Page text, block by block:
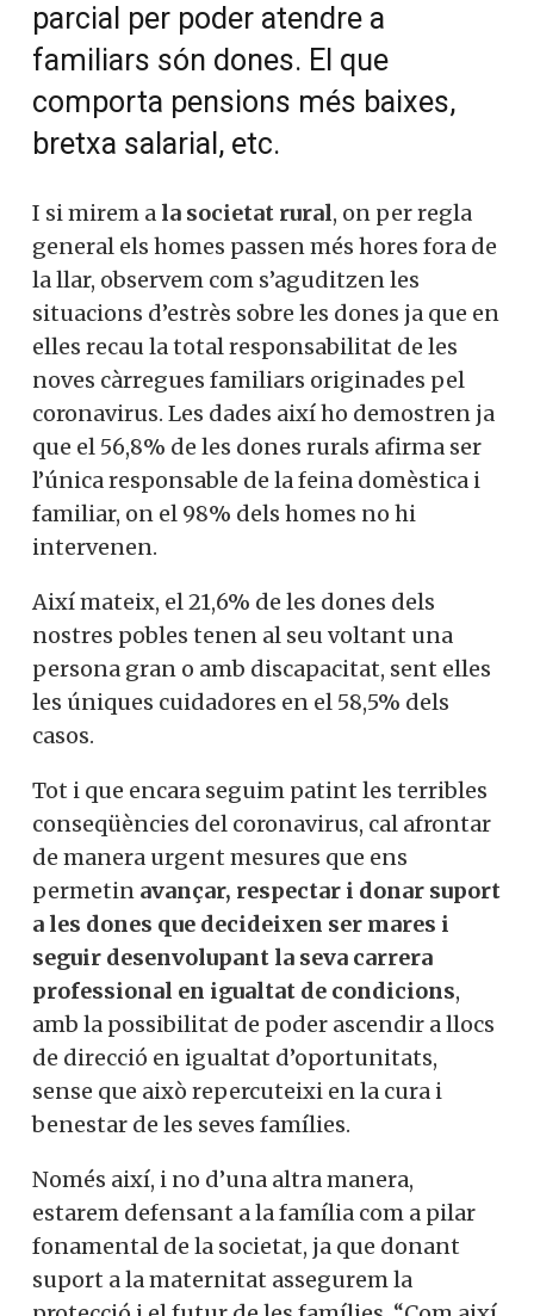
parcial per poder atendre a
familiars són dones. El que
comporta pensions més baixes,
bretxa salarial, etc.
I si mirem a la societat rural, on per regla
general els homes passen més hores fora de
la llar, observem com s’aguditzen les
situacions d’estrès sobre les dones ja que en
elles recau la total responsabilitat de les
noves càrregues familiars originades pel
coronavirus. Les dades així ho demostren ja
que el 56,8% de les dones rurals afirma ser
l’única responsable de la feina domèstica i
familiar, on el 98% dels homes no hi
intervenen.
Així mateix, el 21,6% de les dones dels
nostres pobles tenen al seu voltant una
persona gran o amb discapacitat, sent elles
les úniques cuidadores en el 58,5% dels
casos.
Tot i que encara seguim patint les terribles
conseqüències del coronavirus, cal afrontar
de manera urgent mesures que ens
permetin avançar, respectar i donar suport
a les dones que decideixen ser mares i
seguir desenvolupant la seva carrera
professional en igualtat de condicions,
amb la possibilitat de poder ascendir a llocs
de direcció en igualtat d’oportunitats,
sense que això repercuteixi en la cura i
benestar de les seves famílies.
Només així, i no d’una altra manera,
estarem defensant a la família com a pilar
fonamental de la societat, ja que donant
suport a la maternitat assegurem la